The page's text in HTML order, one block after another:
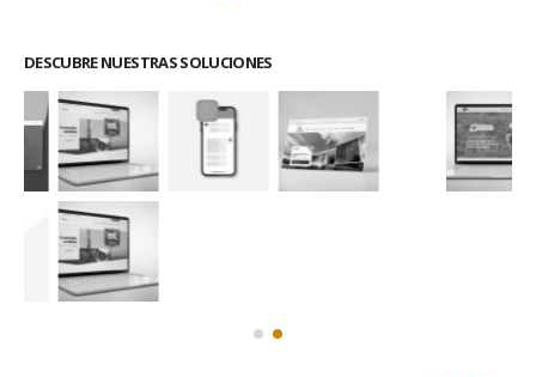
DESCUBRE NUESTRAS SOLUCIONES